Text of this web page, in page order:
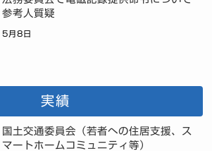
参考人質疑
5月8日
実績
国土交通委員会（若者への住居支援、ス
マートホームコミュニティ等）